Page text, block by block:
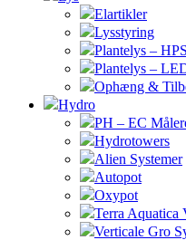
Elartikler
Lysstyring
Plantelys –
Plantelys –
Ophæng &
Hydro
PH – EC
Hydrotowers
Alien Systemer
Autopot
Oxypot
Terra Aquatica
Verticale Gro